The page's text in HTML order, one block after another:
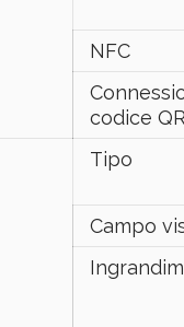
NFC
codice
Tipo
Campo